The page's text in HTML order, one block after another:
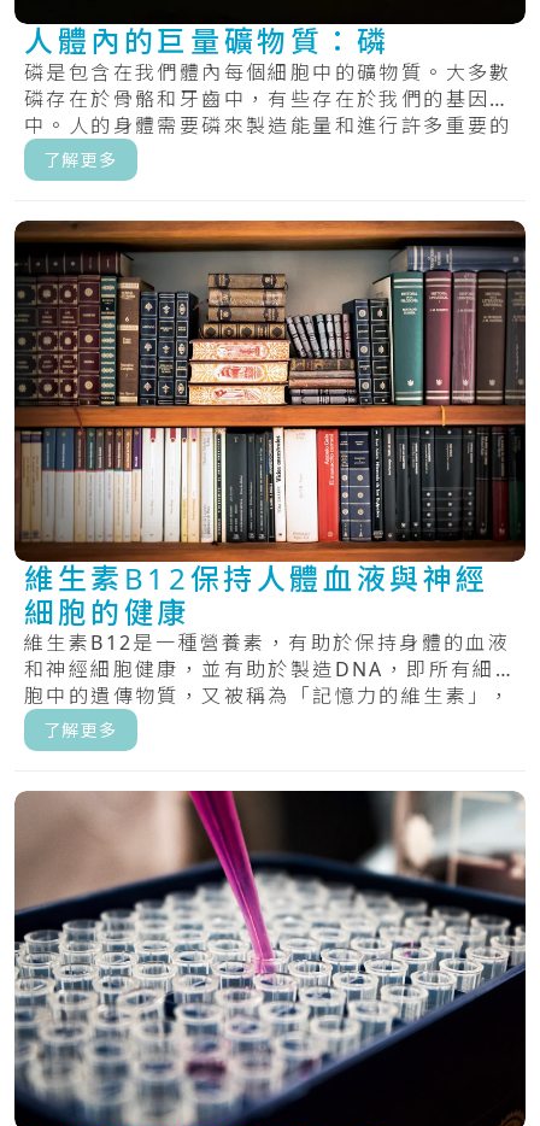
人體內的巨量礦物質：磷
磷是包含在我們體內每個細胞中的礦物質。大多數
磷存在於骨骼和牙齒中，有些存在於我們的基因
中。人的身體需要磷來製造能量和進行許多重要的
化學過.....
了解更多
維生素B12保持人體血液與神經
細胞的健康
維生素B12是一種營養素，有助於保持身體的血液
和神經細胞健康，並有助於製造DNA，即所有細
胞中的遺傳物質，又被稱為「記憶力的維生素」，
具.....
了解更多